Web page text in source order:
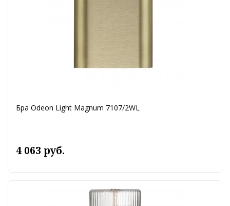
Бра Odeon Light Magnum 7107/2WL
4 063 руб.